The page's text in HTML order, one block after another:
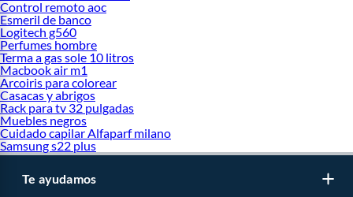
Control remoto aoc
Esmeril de banco
Logitech g560
Perfumes hombre
Terma a gas sole 10 litros
Macbook air m1
Arcoiris para colorear
Casacas y abrigos
Rack para tv 32 pulgadas
Muebles negros
Cuidado capilar Alfaparf milano
Samsung s22 plus
Te ayudamos